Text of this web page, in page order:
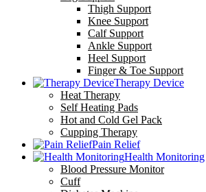
Thigh Support
Knee Support
Calf Support
Ankle Support
Heel Support
Finger & Toe Support
Therapy Device
Heat Therapy
Self Heating Pads
Hot and Cold Gel Pack
Cupping Therapy
Pain Relief
Health Monitoring
Blood Pressure Monitor
Cuff